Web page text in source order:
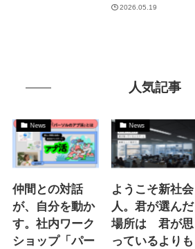
2026.05.19
人気記事
News
仲間との対話
が、自分を動か
す。社内ワーク
ショップ「パー
News
ようこそ新社会
人。君が選んだ
場所は 君が思
っているよりも